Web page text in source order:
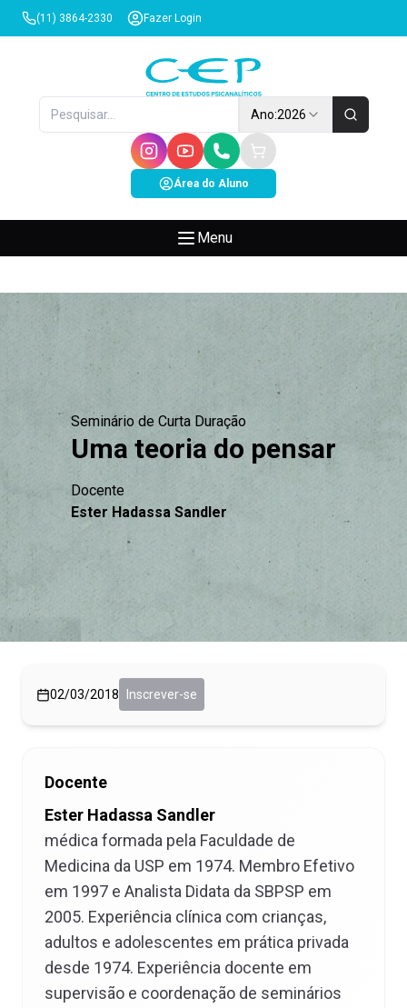
(11) 3864-2330 Fazer Login
Ano:2026
Área do Aluno
Menu
Seminário de Curta Duração
Uma teoria do pensar
Docente
Ester Hadassa Sandler
02/03/2018 Inscrever-se
Docente
Ester Hadassa Sandler
médica formada pela Faculdade de
Medicina da USP em 1974. Membro Efetivo
em 1997 e Analista Didata da SBPSP em
2005. Experiência clínica com crianças,
adultos e adolescentes em prática privada
desde 1974. Experiência docente em
supervisão e coordenação de seminários